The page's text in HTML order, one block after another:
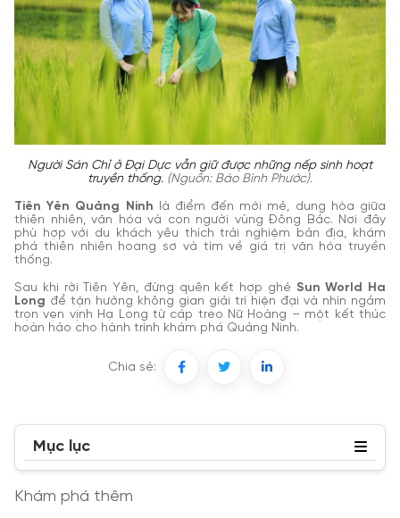
Người Sán Chỉ ở Đại Dực vẫn giữ được những nếp sinh hoạt
truyền thống. (Nguồn: Báo Bình Phước).
Tiên Yên Quảng Ninh là điểm đến mới mẻ, dung hòa giữa
thiên nhiên, văn hóa và con người vùng Đông Bắc. Nơi đây
phù hợp với du khách yêu thích trải nghiệm bản địa, khám
phá thiên nhiên hoang sơ và tìm về giá trị văn hóa truyền
thống.
Sau khi rời Tiên Yên, đừng quên kết hợp ghé Sun World Ha
Long để tận hưởng không gian giải trí hiện đại và nhìn ngắm
trọn vẹn vịnh Hạ Long từ cáp treo Nữ Hoàng – một kết thúc
hoàn hảo cho hành trình khám phá Quảng Ninh.
Chia sẻ:
Mục lục
Khám phá thêm